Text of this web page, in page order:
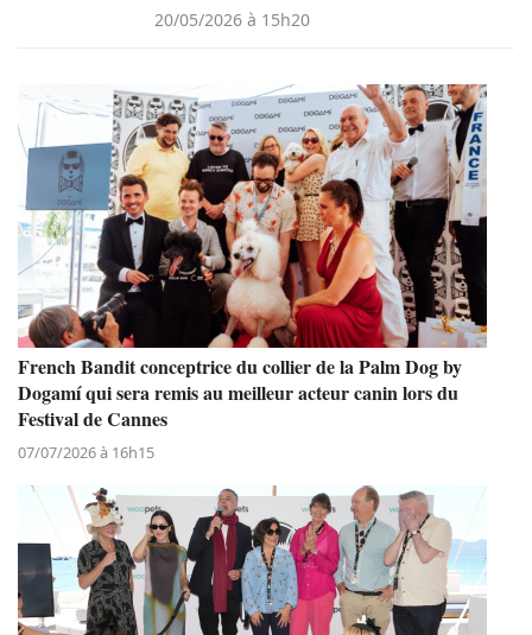
20/05/2026 à 15h20
French Bandit conceptrice du collier de la Palm Dog by
Dogamí qui sera remis au meilleur acteur canin lors du
Festival de Cannes
07/07/2026 à 16h15